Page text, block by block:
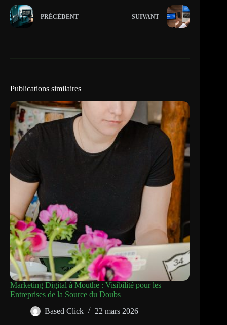
PRÉCÉDENT SUIVANT
Publications similaires
Marketing Digital à Mouthe : Visibilité pour les
Entreprises de la Source du Doubs
Based Click
22 mars 2026